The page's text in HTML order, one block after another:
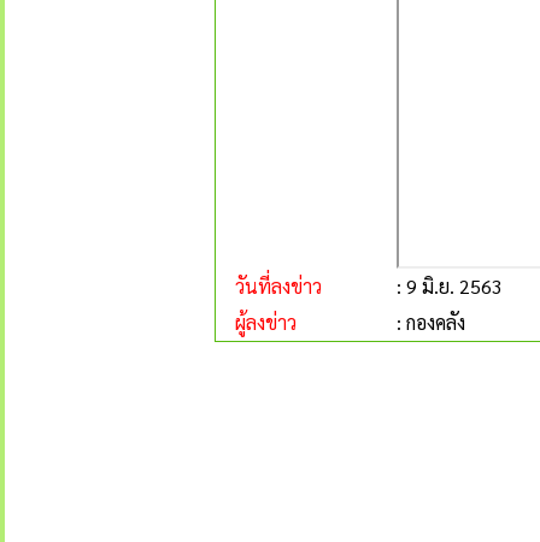
วันที่ลงข่าว
: 9 มิ.ย. 2563
ผู้ลงข่าว
: กองคลัง